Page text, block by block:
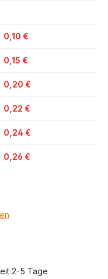
0,10 €
0,15 €
0,20 €
0,22 €
0,24 €
0,26 €
2-5 Tage